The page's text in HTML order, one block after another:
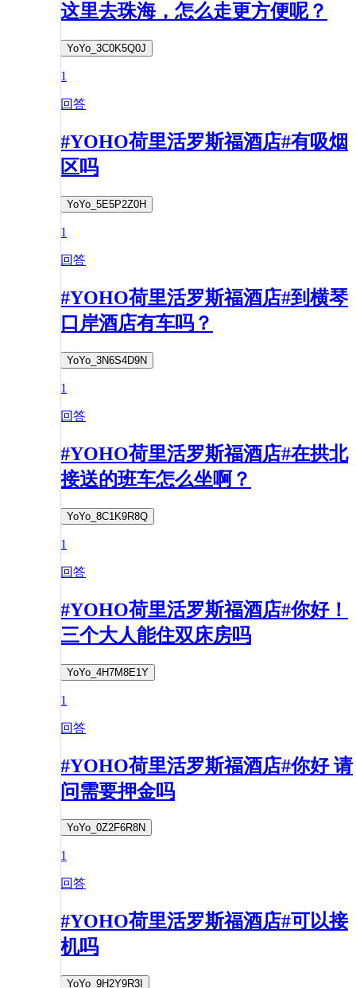
这里去珠海，怎么走更方便呢？
YoYo_3C0K5Q0J
1
回答
#YOHO荷里活罗斯福酒店#有吸烟
区吗
YoYo_5E5P2Z0H
1
回答
#YOHO荷里活罗斯福酒店#到横琴
口岸酒店有车吗？
YoYo_3N6S4D9N
1
回答
#YOHO荷里活罗斯福酒店#在拱北
接送的班车怎么坐啊？
YoYo_8C1K9R8Q
1
回答
#YOHO荷里活罗斯福酒店#你好！
三个大人能住双床房吗
YoYo_4H7M8E1Y
1
回答
#YOHO荷里活罗斯福酒店#你好 请
问需要押金吗
YoYo_0Z2F6R8N
1
回答
#YOHO荷里活罗斯福酒店#可以接
机吗
YoYo_9H2Y9R3I